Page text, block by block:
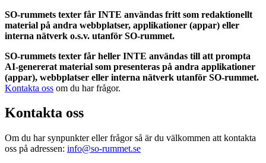
SO-rummets texter får INTE användas fritt som redaktionellt
material på andra webbplatser, applikationer (appar) eller
interna nätverk o.s.v. utanför SO-rummet.
SO-rummets texter får heller INTE användas till att prompta
AI-genererat material som presenteras på andra applikationer
(appar), webbplatser eller interna nätverk utanför SO-rummet.
Kontakta oss om du har frågor.
Kontakta oss
Om du har synpunkter eller frågor så är du välkommen att kontakta
oss på adressen: info@so-rummet.se